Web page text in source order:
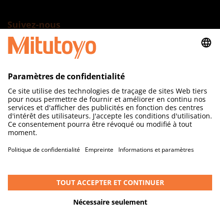
Suivez-nous
Mitutoyo (Suisse) SA
Steinackerstrasse 35
CH-8902 Urdorf
T +41 44 736 11 50
Copyright © Mitutoyo Corporation.
Tous droits réservés.